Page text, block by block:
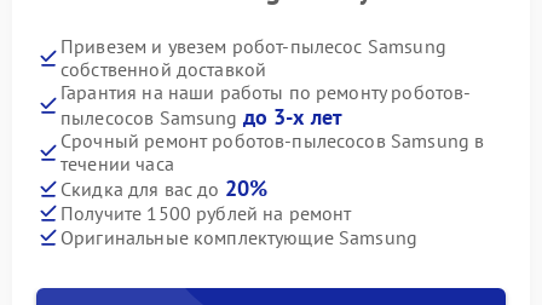
Привезем и увезем робот-пылесос Samsung
собственной доставкой
Гарантия на наши работы по ремонту роботов-
пылесосов Samsung до 3-х лет
Срочный ремонт роботов-пылесосов Samsung в
течении часа
Скидка для вас до 20%
Получите 1500 рублей на ремонт
Оригинальные комплектующие Samsung